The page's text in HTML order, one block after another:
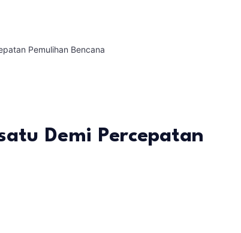
Pemulihan Bencana
Demi Percepatan